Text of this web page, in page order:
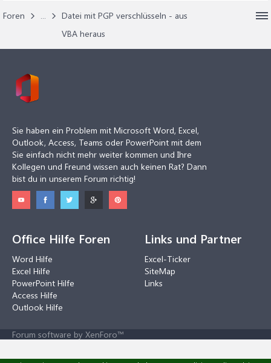
Foren ...
Datei mit PGP verschlüsseln - aus
VBA heraus
Sie haben ein Problem mit Microsoft Word, Excel,
Outlook, Access, Teams oder PowerPoint mit dem
Sie einfach nicht mehr weiter kommen und Ihre
Kollegen und Freund wissen auch keinen Rat? Dann
bist du in unserem Forum richtig!
Office Hilfe Foren
Word Hilfe
Excel Hilfe
PowerPoint Hilfe
Access Hilfe
Outlook Hilfe
Links und Partner
Excel-Ticker
SiteMap
Links
Forum software by XenForo™